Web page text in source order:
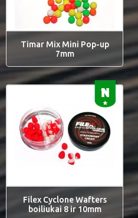
Timar Mix Mini Pop-up
7mm
Filex Cyclone Wafters
boiliukai 8 ir 10mm